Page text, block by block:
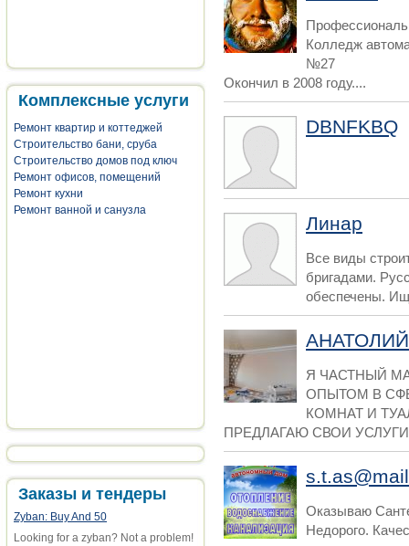
Комплексные услуги
Ремонт квартир и коттеджей
Строительство бани, сруба
Строительство домов под ключ
Ремонт офисов, помещений
Ремонт кухни
Ремонт ванной и санузла
Заказы и тендеры
Zyban: Buy And 50
Looking for a zyban? Not a problem!
Колледж
№27
Окончил в 2008 году....
DBNFKBQ
Линар
Все виды
бригадами.
обеспечены.
Я ЧАСТНЫЙ
ОПЫТОМ В
КОМНАТ И
ПРЕДЛАГАЮ СВОИ
Оказываю
Недорого.